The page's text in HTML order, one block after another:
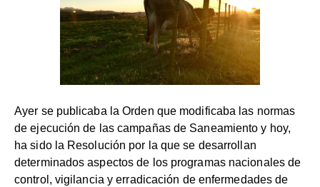
Ayer se publicaba la Orden que modificaba las normas
de ejecución de las campañas de Saneamiento y hoy,
ha sido la Resolución por la que se desarrollan
determinados aspectos de los programas nacionales de
control, vigilancia y erradicación de enfermedades de